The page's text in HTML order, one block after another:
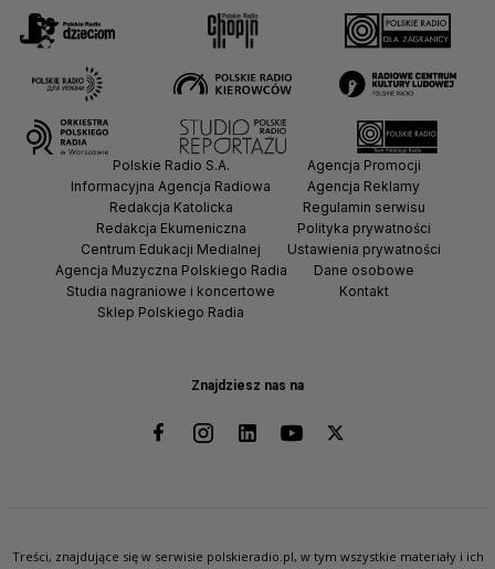
Znajdziesz nas na
Polskie Radio S.A.
Informacyjna Agencja Radiowa
Redakcja Katolicka
Redakcja Ekumeniczna
Centrum Edukacji Medialnej
Agencja Muzyczna Polskiego Radia
Studia nagraniowe i koncertowe
Sklep Polskiego Radia
Agencja Promocji
Agencja Reklamy
Regulamin serwisu
Polityka prywatności
Ustawienia prywatności
Dane osobowe
Kontakt
Treści, znajdujące się w serwisie polskieradio.pl, w tym wszystkie materiały i ich